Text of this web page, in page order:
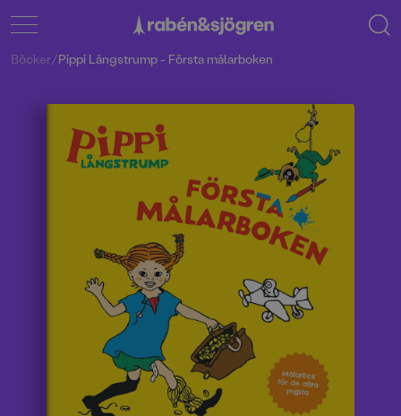
Böcker/Pippi Långstrump - Första målarboken